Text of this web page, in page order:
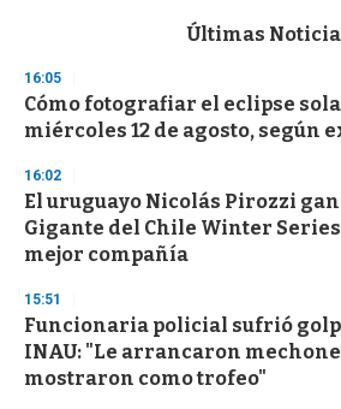
d
s
o
f
3
s
e
c
o
d
s
Últimas
16:05
Cómo fotografiar el eclipse
miércoles 12 de agosto, según
16:02
El uruguayo Nicolás Pirozzi
Gigante del Chile Winter Series
mejor compañía
15:51
Funcionaria policial sufrió
INAU: "Le arrancaron
mostraron como trofeo"